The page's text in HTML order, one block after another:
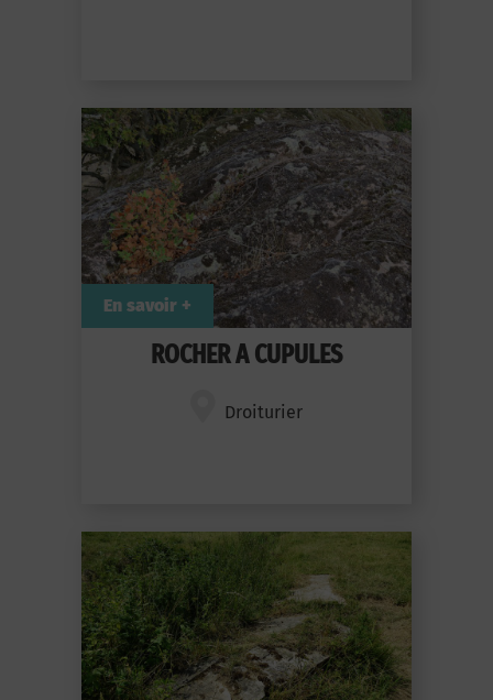
ROCHER A CUPULES
Droiturier
En savoir +